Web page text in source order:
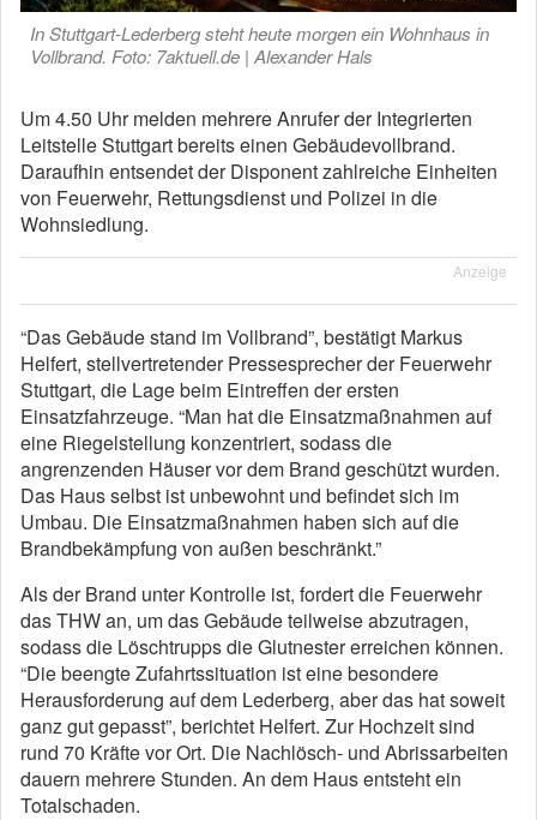
In Stuttgart-Lederberg steht heute morgen ein Wohnhaus in
Vollbrand. Foto: 7aktuell.de | Alexander Hals
Um 4.50 Uhr melden mehrere Anrufer der Integrierten
Leitstelle Stuttgart bereits einen Gebäudevollbrand.
Daraufhin entsendet der Disponent zahlreiche Einheiten
von Feuerwehr, Rettungsdienst und Polizei in die
Wohnsiedlung.
Anzeige
“Das Gebäude stand im Vollbrand”, bestätigt Markus
Helfert, stellvertretender Pressesprecher der Feuerwehr
Stuttgart, die Lage beim Eintreffen der ersten
Einsatzfahrzeuge. “Man hat die Einsatzmaßnahmen auf
eine Riegelstellung konzentriert, sodass die
angrenzenden Häuser vor dem Brand geschützt wurden.
Das Haus selbst ist unbewohnt und befindet sich im
Umbau. Die Einsatzmaßnahmen haben sich auf die
Brandbekämpfung von außen beschränkt.”
Als der Brand unter Kontrolle ist, fordert die Feuerwehr
das THW an, um das Gebäude teilweise abzutragen,
sodass die Löschtrupps die Glutnester erreichen können.
“Die beengte Zufahrtssituation ist eine besondere
Herausforderung auf dem Lederberg, aber das hat soweit
ganz gut gepasst”, berichtet Helfert. Zur Hochzeit sind
rund 70 Kräfte vor Ort. Die Nachlösch- und Abrissarbeiten
dauern mehrere Stunden. An dem Haus entsteht ein
Totalschaden.